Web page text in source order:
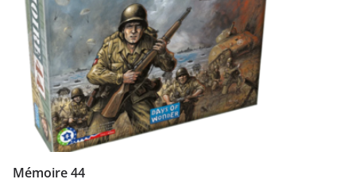
Mémoire 44